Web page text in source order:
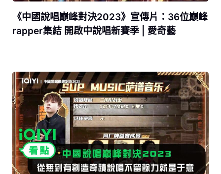
《中國說唱巔峰對決2023》宣傳片：36位巔峰
rapper集結 開啟中說唱新賽季 | 愛奇藝